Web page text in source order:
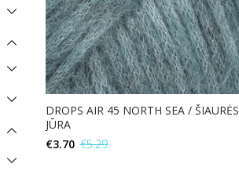
DROPS AIR 45 NORTH SEA / ŠIAURĖS
JŪRA
€3.70 €5.29